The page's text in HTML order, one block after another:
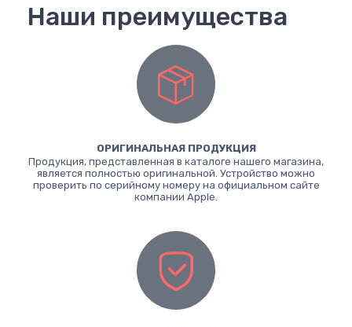
Наши преимущества
ОРИГИНАЛЬНАЯ ПРОДУКЦИЯ
Продукция, представленная в каталоге нашего магазина,
является полностью оригинальной. Устройство можно
проверить по серийному номеру на официальном сайте
компании Apple.